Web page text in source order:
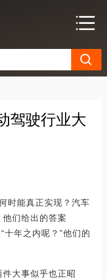
驾驶行业大
能真正实现？汽车
们给出的答案
十年之内呢？”他们的
大事似乎也正昭